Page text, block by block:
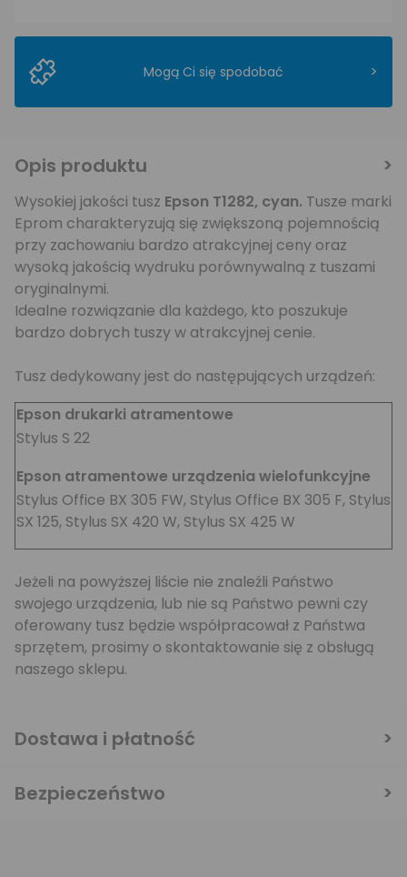
Mogą Ci się spodobać >
Opis produktu
Wysokiej jakości tusz Epson T1282, cyan. Tusze marki
Eprom charakteryzują się zwiększoną pojemnością
przy zachowaniu bardzo atrakcyjnej ceny oraz
wysoką jakością wydruku porównywalną z tuszami
oryginalnymi.
Idealne rozwiązanie dla każdego, kto poszukuje
bardzo dobrych tuszy w atrakcyjnej cenie.
Tusz dedykowany jest do następujących urządzeń:
Epson drukarki atramentowe
Stylus S 22
Epson atramentowe urządzenia wielofunkcyjne
Stylus Office BX 305 FW, Stylus Office BX 305 F, Stylus
SX 125, Stylus SX 420 W, Stylus SX 425 W
Jeżeli na powyższej liście nie znaleźli Państwo
swojego urządzenia, lub nie są Państwo pewni czy
oferowany tusz będzie współpracował z Państwa
sprzętem, prosimy o skontaktowanie się z obsługą
naszego sklepu.
Dostawa i płatność
Bezpieczeństwo